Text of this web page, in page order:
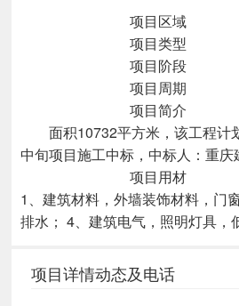
项目区域
项目类型
项目阶段
项目周期
项目简介
面积10732平方米，该工程计
中旬项目施工中标，中标人：重庆
项目用材
1、建筑材料，外墙装饰材料，门
排水； 4、建筑电气，照明灯具，
项目详情动态及电话